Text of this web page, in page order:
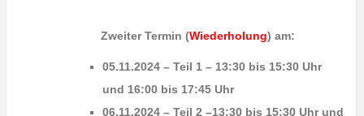
Zweiter Termin (Wiederholung) am:
05.11.2024 – Teil 1 – 13:30 bis 15:30 Uhr
und 16:00 bis 17:45 Uhr
06.11.2024 – Teil 2 –13:30 bis 15:30 Uhr und